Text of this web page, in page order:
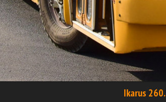
Ikarus